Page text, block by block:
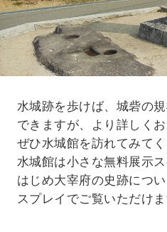
水城跡を歩けば、城砦の
できますが、より詳しく
ぜひ水城館を訪れてみて
水城館は小さな無料展示
はじめ大宰府の史跡につ
スプレイでご覧いただけま